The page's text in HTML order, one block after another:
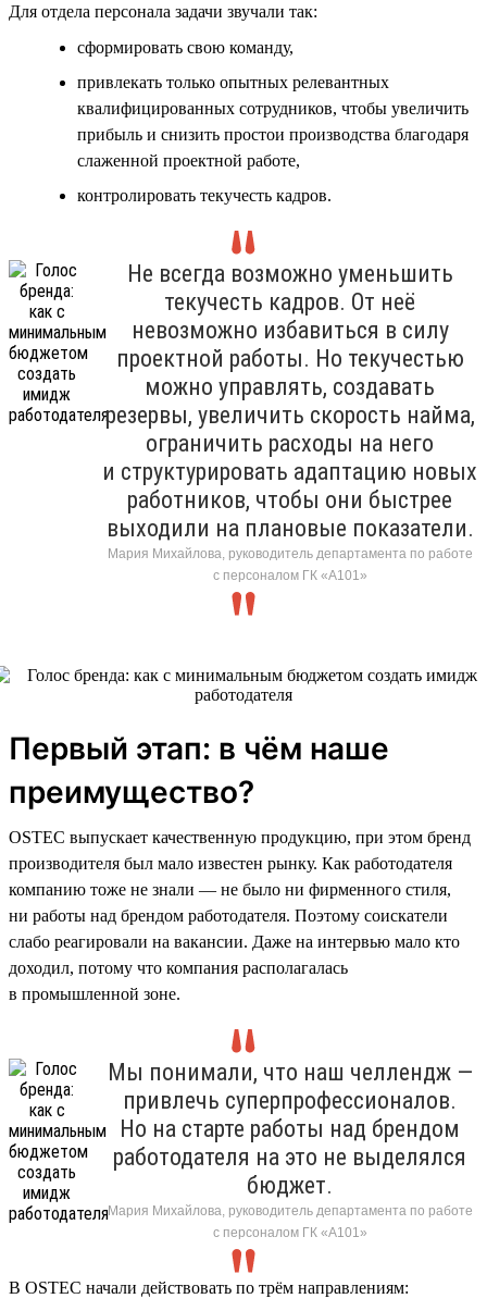
Для отдела персонала задачи звучали так:
сформировать свою команду,
привлекать только опытных релевантных
квалифицированных сотрудников, чтобы увеличить
прибыль и снизить простои производства благодаря
слаженной проектной работе,
контролировать текучесть кадров.
Не всегда возможно уменьшить
текучесть кадров. От неё
невозможно избавиться в силу
проектной работы. Но текучестью
можно управлять, создавать
резервы, увеличить скорость найма,
ограничить расходы на него
и структурировать адаптацию новых
работников, чтобы они быстрее
выходили на плановые показатели.
Мария Михайлова, руководитель департамента по работе
с персоналом ГК «А101»
Первый этап: в чём наше
преимущество?
OSTEC выпускает качественную продукцию, при этом бренд
производителя был мало известен рынку. Как работодателя
компанию тоже не знали — не было ни фирменного стиля,
ни работы над брендом работодателя. Поэтому соискатели
слабо реагировали на вакансии. Даже на интервью мало кто
доходил, потому что компания располагалась
в промышленной зоне.
Мы понимали, что наш челлендж —
привлечь суперпрофессионалов.
Но на старте работы над брендом
работодателя на это не выделялся
бюджет.
Мария Михайлова, руководитель департамента по работе
с персоналом ГК «А101»
В OSTEC начали действовать по трём направлениям: